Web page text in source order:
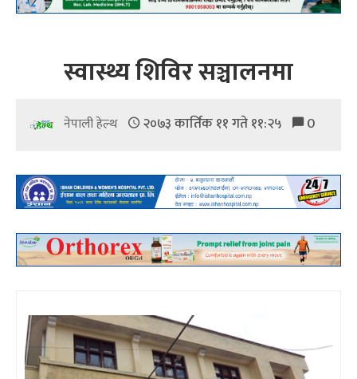
स्वास्थ्य शिविर सञ्चालनमा
नेपाली हेल्थ २०७३ कार्तिक ११ गते ११:२५ 0